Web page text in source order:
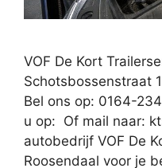
VOF De Kort
Schotsbossenstraat
Bel ons op: 0164-
u op: Of mail naar:
autobedrijf VOF De
Roosendaal voor je